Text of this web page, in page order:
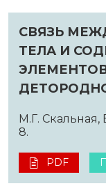
СВЯЗЬ
ТЕЛА И
М.Г.
8.
PDF